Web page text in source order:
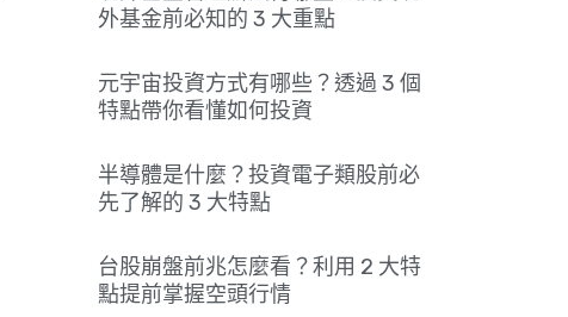
外基金前必知的 3 大重點
元宇宙投資方式有哪些？透過 3 個
特點帶你看懂如何投資
半導體是什麼？投資電子類股前必
先了解的 3 大特點
台股崩盤前兆怎麼看？利用 2 大特
點提前掌握空頭行情